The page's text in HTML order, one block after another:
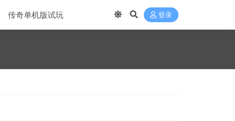
传奇单机版试玩 登录